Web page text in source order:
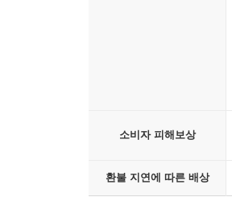
소비자 피해보상
환불 지연에 따른 배상